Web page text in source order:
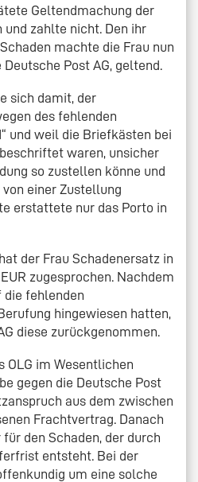
Geltendmachung der
und zahlte nicht. Den ihr
machte die Frau nun
Post AG, geltend.
sich damit, der
des fehlenden
und weil die Briefkästen bei
waren, unsicher
so zustellen könne und
einer Zustellung
erstattete nur das Porto in
der Frau Schadenersatz in
zugesprochen. Nachdem
die fehlenden
hingewiesen hatten,
diese zurückgenommen.
OLG im Wesentlichen
gegen die Deutsche Post
aus dem zwischen
Frachtvertrag. Danach
den Schaden, der durch
entsteht. Bei der
um eine solche